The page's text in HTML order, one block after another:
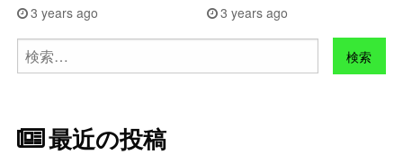
3 years ago
3 years ago
検
索:
最近の投稿